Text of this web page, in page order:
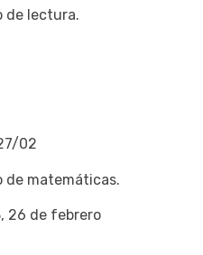
de lectura.
02
de matemáticas.
26 de febrero